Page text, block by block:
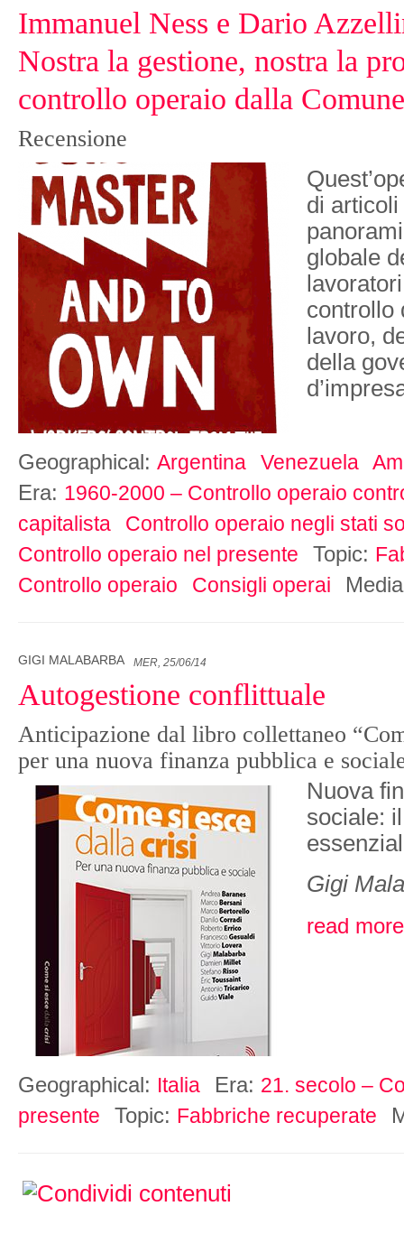
Immanuel Ness e Dario
Nostra la gestione, nostra la
controllo operaio dalla
Recensione
di
globale
controllo
lavoro,
della
Geographical: Argentina Venezuela
Era: 1960-2000 – Controllo operaio
capitalista
Controllo operaio negli stati
Controllo operaio nel presente
Topic:
Controllo operaio
Consigli operai
GIGI MALABARBA MER, 25/06/14
Autogestione conflittuale
Anticipazione dal libro collettaneo
per una nuova finanza pubblica e
Nuova
sociale:
Gigi
read
Geographical: Italia Era: 21. secolo –
presente
Topic: Fabbriche recuperate